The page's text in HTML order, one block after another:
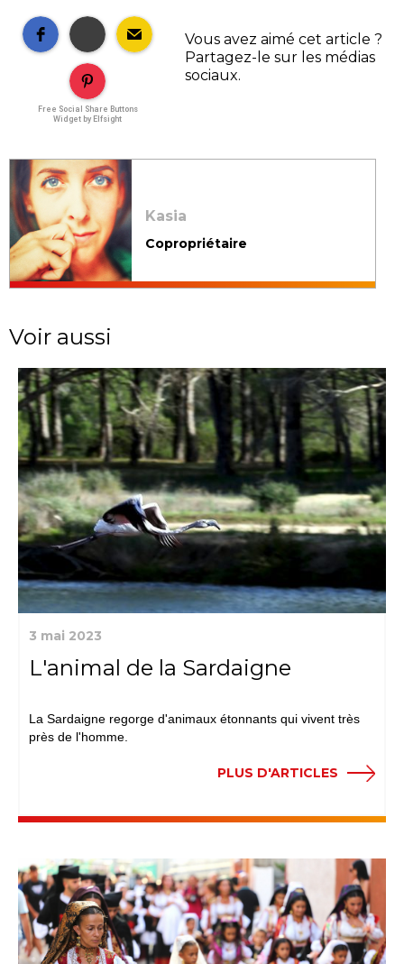
Free Social Share Buttons
Widget by Elfsight
Vous avez aimé cet article ?
Partagez-le sur les médias
sociaux.
Kasia
Copropriétaire
Voir aussi
3 mai 2023
L'animal de la Sardaigne
La Sardaigne regorge d'animaux étonnants qui vivent très
près de l'homme.
PLUS D'ARTICLES